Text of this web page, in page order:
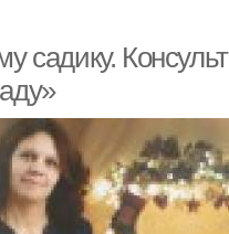
садику.